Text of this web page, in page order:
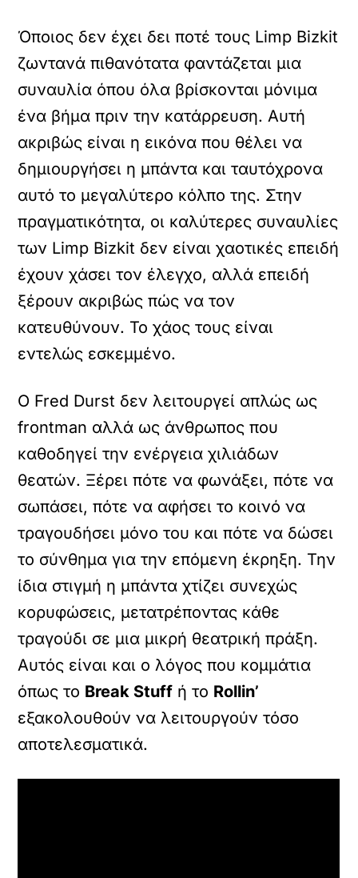
Όποιος δεν έχει δει ποτέ τους Limp Bizkit
ζωντανά πιθανότατα φαντάζεται μια
συναυλία όπου όλα βρίσκονται μόνιμα
ένα βήμα πριν την κατάρρευση. Αυτή
ακριβώς είναι η εικόνα που θέλει να
δημιουργήσει η μπάντα και ταυτόχρονα
αυτό το μεγαλύτερο κόλπο της. Στην
πραγματικότητα, οι καλύτερες συναυλίες
των Limp Bizkit δεν είναι χαοτικές επειδή
έχουν χάσει τον έλεγχο, αλλά επειδή
ξέρουν ακριβώς πώς να τον
κατευθύνουν. Το χάος τους είναι
εντελώς εσκεμμένο.
Ο Fred Durst δεν λειτουργεί απλώς ως
frontman αλλά ως άνθρωπος που
καθοδηγεί την ενέργεια χιλιάδων
θεατών. Ξέρει πότε να φωνάξει, πότε να
σωπάσει, πότε να αφήσει το κοινό να
τραγουδήσει μόνο του και πότε να δώσει
το σύνθημα για την επόμενη έκρηξη. Την
ίδια στιγμή η μπάντα χτίζει συνεχώς
κορυφώσεις, μετατρέποντας κάθε
τραγούδι σε μια μικρή θεατρική πράξη.
Αυτός είναι και ο λόγος που κομμάτια
όπως το Break Stuff ή το Rollin’
εξακολουθούν να λειτουργούν τόσο
αποτελεσματικά.